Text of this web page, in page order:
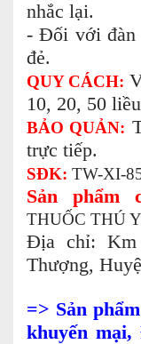
nhắc lại.
- Đối với đàn
đẻ.
QUY CÁCH:
10, 20, 50
BẢO QUẢN:
trực tiếp.
SĐK: TW-XI-
Sản phẩm
THUỐC THÚ
Địa chỉ:
Thượng,
=> Sản
khuyến